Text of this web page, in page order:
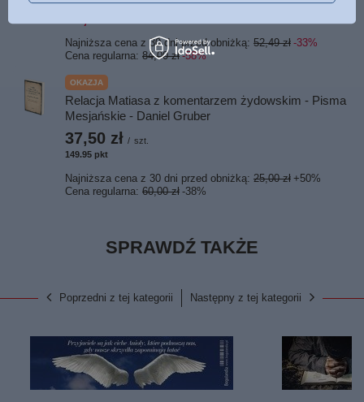
Najniższa cena z 30 dni przed obniżką: 52,49 zł -33%
Cena regularna: 84,00 zł -58%
OKAZJA
Relacja Matiasa z komentarzem żydowskim - Pisma
Mesjańskie - Daniel Gruber
37,50 zł / szt.
149.95 pkt
Najniższa cena z 30 dni przed obniżką: 25,00 zł +50%
Cena regularna: 60,00 zł -38%
SPRAWDŹ TAKŻE
Poprzedni z tej kategorii Następny z tej kategorii